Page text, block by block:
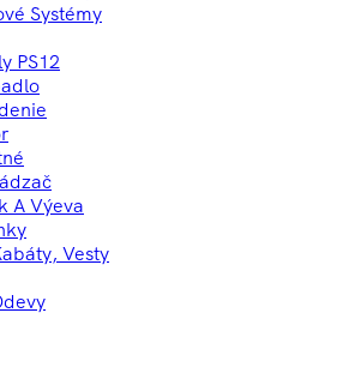
Systémy
PS12
A Výeva
Vesty